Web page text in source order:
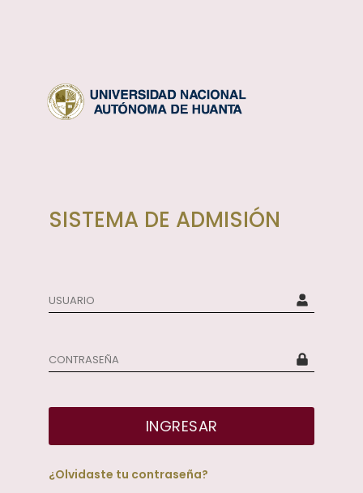
SISTEMA DE ADMISIÓN
INGRESAR
¿Olvidaste tu contraseña?